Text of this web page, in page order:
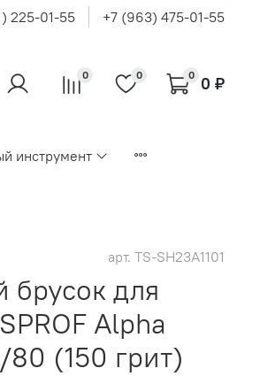
225-01-55 +7 (963) 475-01-55
0 0 0 0 ₽
инструмент
арт. TS-SH23A1101
для
Alpha
80 (150 грит)